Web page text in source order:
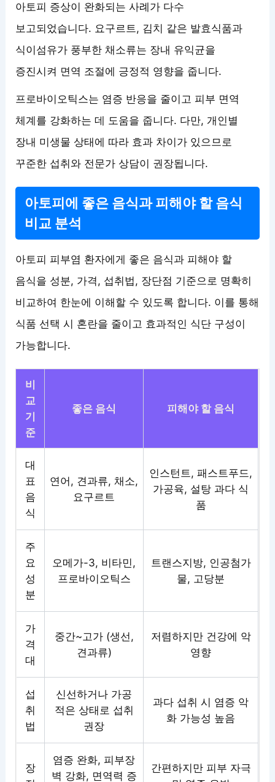
아토피 증상이 완화되는 사례가 다수
보고되었습니다. 요구르트, 김치 같은 발효식품과
식이섬유가 풍부한 채소류는 장내 유익균을
증진시켜 면역 조절에 긍정적 영향을 줍니다.
프로바이오틱스는 염증 반응을 줄이고 피부 면역
체계를 강화하는 데 도움을 줍니다. 다만, 개인별
장내 미생물 상태에 따라 효과 차이가 있으므로
꾸준한 섭취와 전문가 상담이 권장됩니다.
아토피에 좋은 음식과 피해야 할 음식
비교 분석
아토피 피부염 환자에게 좋은 음식과 피해야 할
음식을 성분, 가격, 섭취법, 장단점 기준으로 명확히
비교하여 한눈에 이해할 수 있도록 합니다. 이를 통해
식품 선택 시 혼란을 줄이고 효과적인 식단 구성이
가능합니다.
비
교
기
준
좋은 음식 피해야 할 음식
대
표
음
식
연어, 견과류, 채소,
요구르트
인스턴트, 패스트푸드,
가공육, 설탕 과다 식
품
주
요
성
분
오메가-3, 비타민,
프로바이오틱스
트랜스지방, 인공첨가
물, 고당분
가
격
대
중간~고가 (생선,
견과류)
저렴하지만 건강에 악
영향
섭
취
법
신선하거나 가공
적은 상태로 섭취
권장
과다 섭취 시 염증 악
화 가능성 높음
장
염증 완화, 피부장
벽 강화, 면역력 증
간편하지만 피부 자극